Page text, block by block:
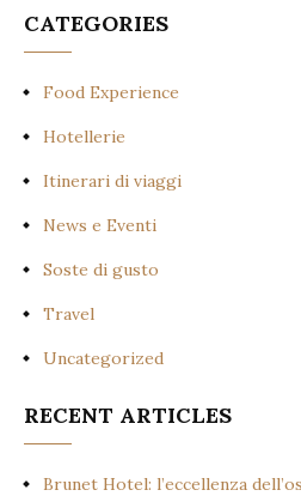
CATEGORIES
Food Experience
Hotellerie
Itinerari di viaggi
News e Eventi
Soste di gusto
Travel
Uncategorized
RECENT ARTICLES
Brunet Hotel: l’eccellenza